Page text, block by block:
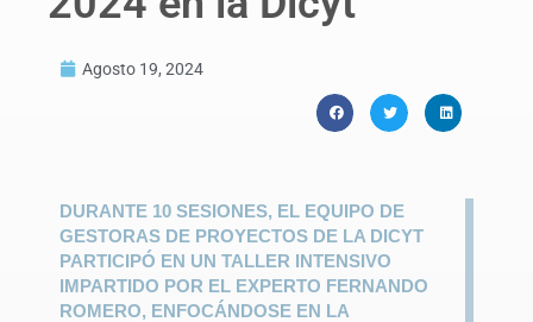
Agosto 19, 2024
DURANTE 10 SESIONES, EL EQUIPO DE
GESTORAS DE PROYECTOS DE LA DICYT
PARTICIPÓ EN UN TALLER INTENSIVO
IMPARTIDO POR EL EXPERTO FERNANDO
ROMERO, ENFOCÁNDOSE EN LA